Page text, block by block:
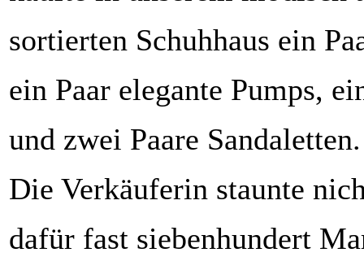
sortierten Schuhhaus ein
ein Paar elegante Pumps,
und zwei Paare Sandaletten.
Die Verkäuferin staunte
dafür fast siebenhundert